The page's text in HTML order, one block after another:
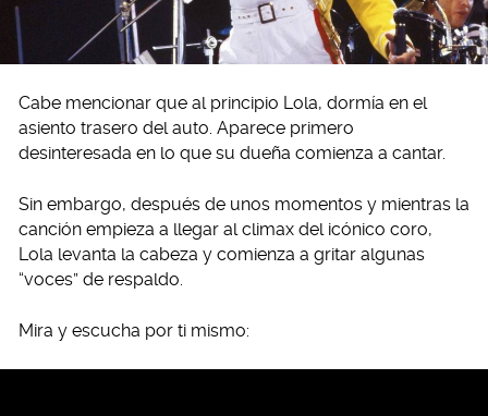
Cabe mencionar que al principio Lola, dormía en el
asiento trasero del auto. Aparece primero
desinteresada en lo que su dueña comienza a cantar.
Sin embargo, después de unos momentos y mientras la
canción empieza a llegar al climax del icónico coro,
Lola levanta la cabeza y comienza a gritar algunas
“voces” de respaldo.
Mira y escucha por ti mismo: